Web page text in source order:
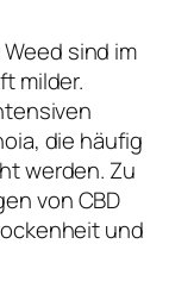
sind im
milder.
die häufig
werden. Zu
von CBD
und